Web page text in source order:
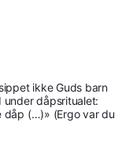
ikke Guds barn
dåpsritualet:
dåp (…)» (Ergo var du